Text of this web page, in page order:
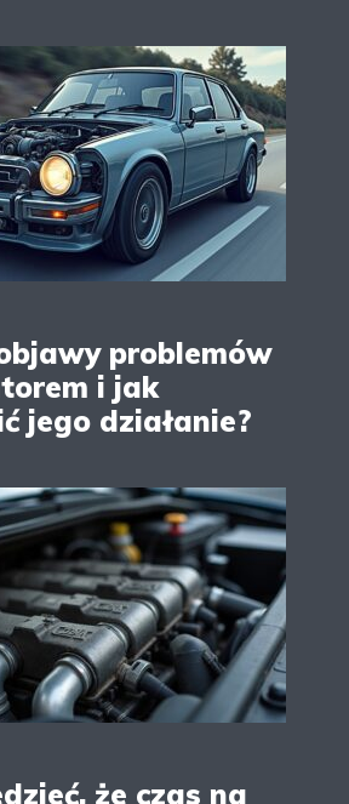
problemów
i jak
jego działanie?
że czas na